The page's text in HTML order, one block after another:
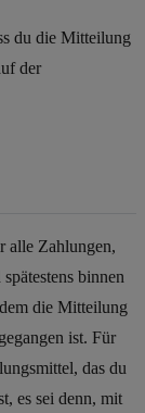
du die Mitteilung
der
alle Zahlungen,
binnen
die Mitteilung
ist. Für
das du
es sei denn, mit